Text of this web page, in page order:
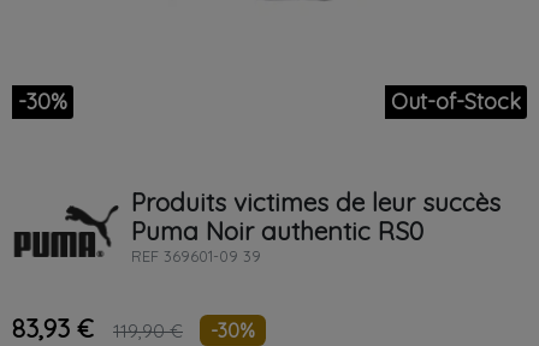
-30% Out-of-Stock
Produits victimes de leur succès
Puma Noir authentic RS0
REF 369601-09 39
83,93 € 119,90 € -30%